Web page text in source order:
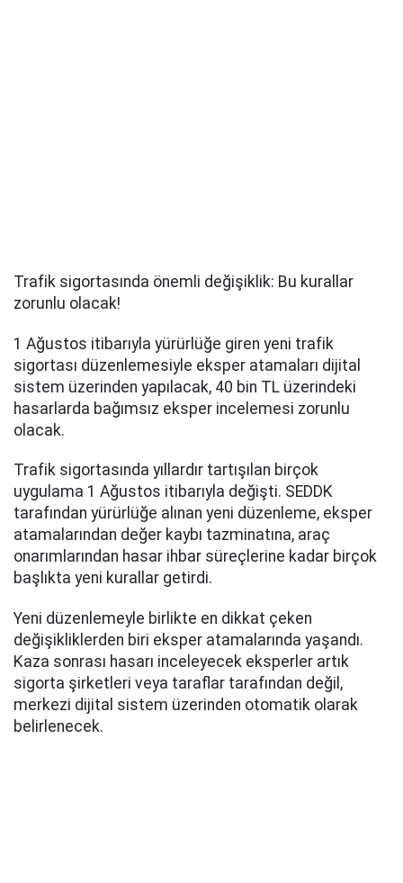
Trafik sigortasında önemli değişiklik: Bu kurallar
zorunlu olacak!
1 Ağustos itibarıyla yürürlüğe giren yeni trafik
sigortası düzenlemesiyle eksper atamaları dijital
sistem üzerinden yapılacak, 40 bin TL üzerindeki
hasarlarda bağımsız eksper incelemesi zorunlu
olacak.
Trafik sigortasında yıllardır tartışılan birçok
uygulama 1 Ağustos itibarıyla değişti. SEDDK
tarafından yürürlüğe alınan yeni düzenleme, eksper
atamalarından değer kaybı tazminatına, araç
onarımlarından hasar ihbar süreçlerine kadar birçok
başlıkta yeni kurallar getirdi.
Yeni düzenlemeyle birlikte en dikkat çeken
değişikliklerden biri eksper atamalarında yaşandı.
Kaza sonrası hasarı inceleyecek eksperler artık
sigorta şirketleri veya taraflar tarafından değil,
merkezi dijital sistem üzerinden otomatik olarak
belirlenecek.